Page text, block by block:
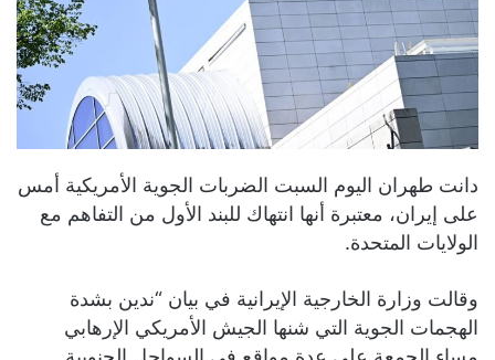
دانت طهران اليوم السبت الضربات الجوية الأمريكية أمس
على إيران، معتبرة أنها انتهاك للبند الأول من التفاهم مع
الولايات المتحدة.
وقالت وزارة الخارجية الإيرانية في بيان “ندين بشدة
الهجمات الجوية التي شنها الجيش الأمريكي الإرهابي